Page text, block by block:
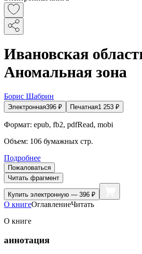
Ивановская
Аномальная зона
Борис Шабрин
Электронная396 ₽ Печатная1 253 ₽
Формат: epub, fb2, pdfRead, mobi
Объем: 106 бумажных стр.
Подробнее
Пожаловаться
Читать фрагмент
Купить электронную — 396 ₽
О книгеОглавлениеЧитать
О книге
аннотация